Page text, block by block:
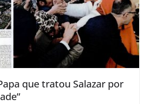
que tratou Salazar por